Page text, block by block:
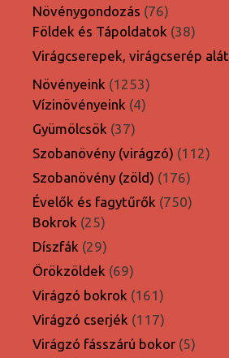
termék
Növénygondozás 7676
termék
Földek és Tápoldatok 3838
Virágcserepek, virágcserép
Növényeink 12531253
termék
Vízinövényeink 44
Gyümölcsök 3737
termék
Szobanövény (virágzó) 112112
Szobanövény (zöld) 176176
termék
Évelők és fagytűrők 750750
Bokrok 2525
termék
Díszfák 2929
termék
Örökzöldek 6969
termék
Virágzó bokrok 161161
termék
Virágzó cserjék 117117
termék
Virágzó fásszárú bokor 55